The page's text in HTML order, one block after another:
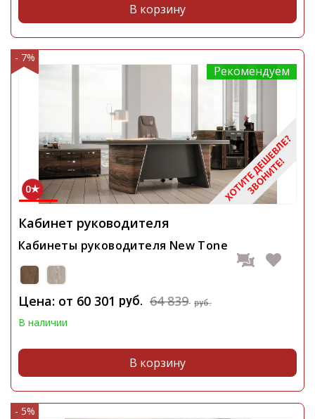
В корзину
- 7%
Рекомендуем
0
Кабинет руководителя
Кабинеты руководителя New Tone
Цена: от 60 301 руб. 64 839 руб.
В наличии
В корзину
- 5%